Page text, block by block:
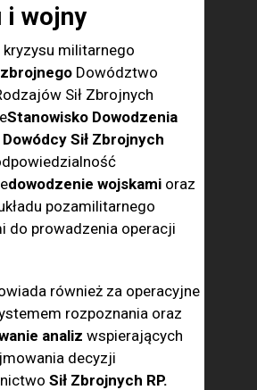
i wojny
kryzysu militarnego
Dowództwo
Sił Zbrojnych
Stanowisko Dowodzenia
Sił Zbrojnych
dowodzenie wojskami oraz
pozamilitarnego
do prowadzenia operacji
również za operacyjne
rozpoznania oraz
analiz wspierających
decyzji
Sił Zbrojnych RP.